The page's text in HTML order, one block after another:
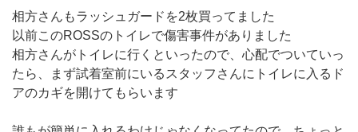
相方さんもラッシュガードを2枚買ってました
以前このROSSのトイレで傷害事件がありました
相方さんがトイレに行くといったので、心配でついていっ
たら、まず試着室前にいるスタッフさんにトイレに入るド
アのカギを開けてもらいます